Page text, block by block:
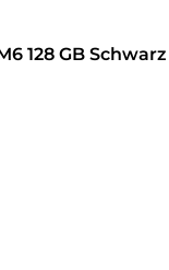
128 GB Schwarz